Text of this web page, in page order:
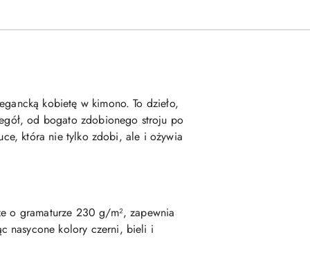
kobietę w kimono. To dzieło,
od bogato zdobionego stroju po
która nie tylko zdobi, ale i ożywia
o gramaturze 230 g/m², zapewnia
nasycone kolory czerni, bieli i